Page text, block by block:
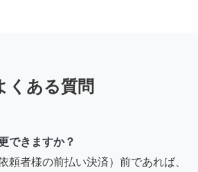
くある質問
できますか？
頼者様の前払い決済）前であれば、